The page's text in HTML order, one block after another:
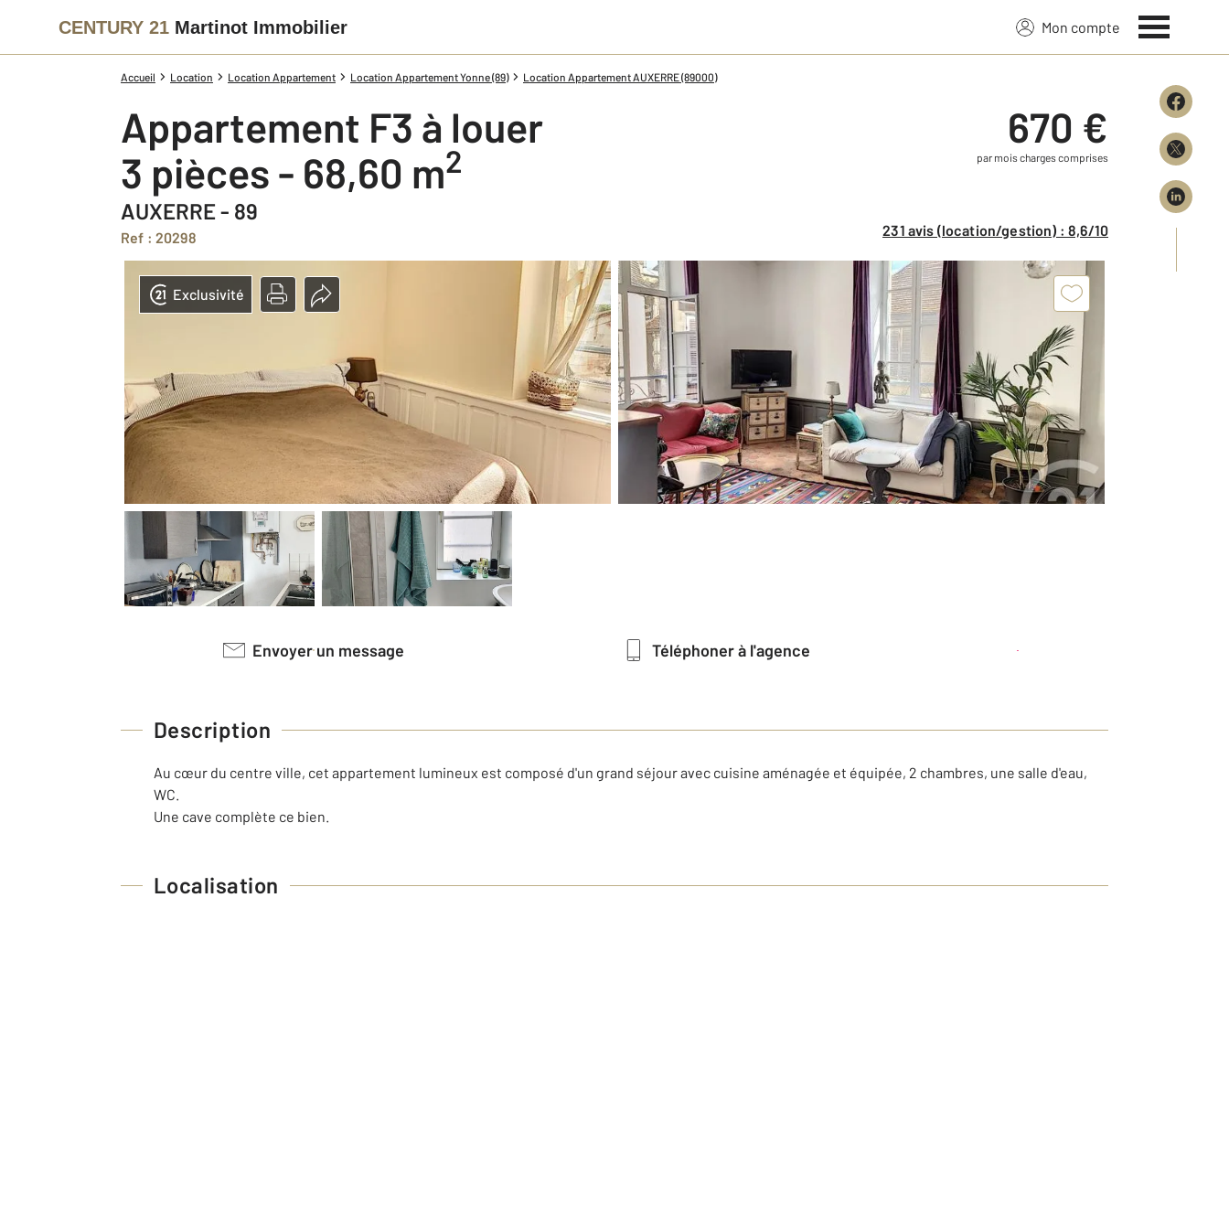
CENTURY 21 Martinot Immobilier Mon compte
Accueil Location Location Appartement Location Appartement Yonne (89) Location Appartement AUXERRE (89000)
Appartement F3 à louer
3 pièces - 68,60 m2
AUXERRE - 89
Ref : 20298
670 €
par mois charges comprises
231 avis (location/gestion) : 8,6/10
Exclusivité
Envoyer un message Téléphoner à l'agence
Description
Au cœur du centre ville, cet appartement lumineux est composé d'un grand séjour avec cuisine aménagée et équipée, 2 chambres, une salle d'eau,
WC.
Une cave complète ce bien.
Localisation